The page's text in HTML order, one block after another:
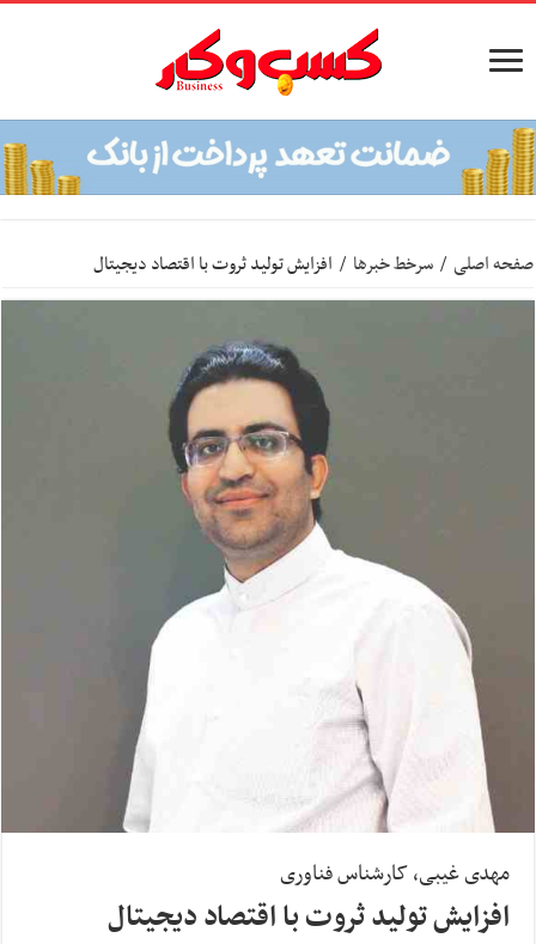
صفحه اصلی / سرخط خبرها / افزایش تولید ثروت با اقتصاد دیجیتال
مهدی غیبی، کارشناس فناوری
افزایش تولید ثروت با اقتصاد دیجیتال